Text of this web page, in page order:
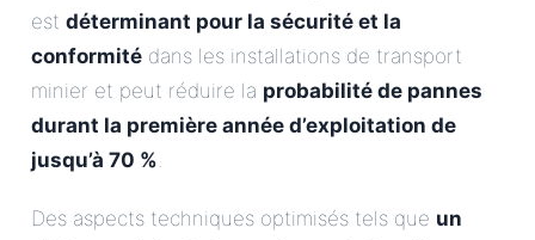
est déterminant pour la sécurité et la
conformité dans les installations de transport
minier et peut réduire la probabilité de pannes
durant la première année d’exploitation de
jusqu’à 70 %.
Des aspects techniques optimisés tels que un